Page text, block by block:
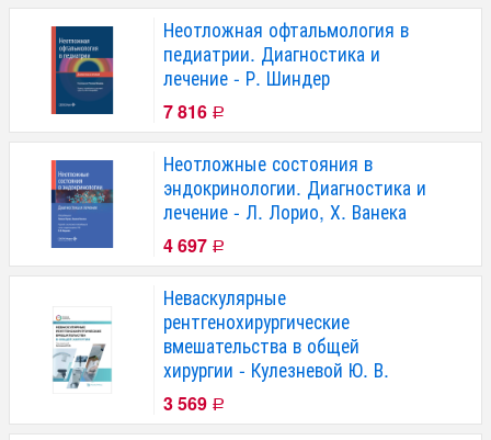
Неотложная офтальмология в
педиатрии. Диагностика и
лечение - Р. Шиндер
7 816 Р
Неотложные состояния в
эндокринологии. Диагностика и
лечение - Л. Лорио, Х. Ванека
4 697 Р
Неваскулярные
рентгенохирургические
вмешательства в общей
хирургии - Кулезневой Ю. В.
3 569 Р